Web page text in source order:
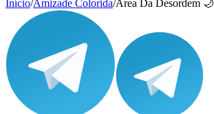
Início/Amizade Colorida/Área Da Desordem 🌙